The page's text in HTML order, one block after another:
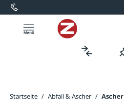
springen
Startseite / Abfall & Ascher / Ascher